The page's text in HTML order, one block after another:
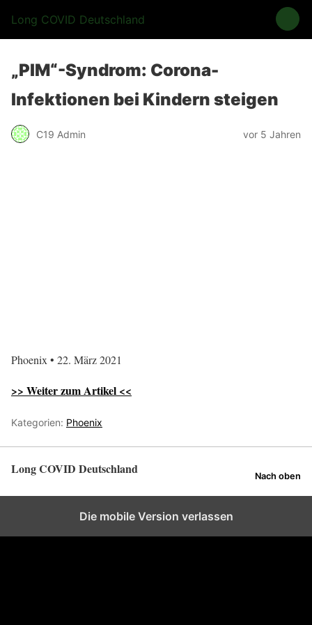
Long COVID Deutschland
„PIM“-Syndrom: Corona-
Infektionen bei Kindern steigen
C19 Admin vor 5 Jahren
Phoenix • 22. März 2021
>> Weiter zum Artikel <<
Kategorien: Phoenix
Long COVID Deutschland Nach oben
Die mobile Version verlassen